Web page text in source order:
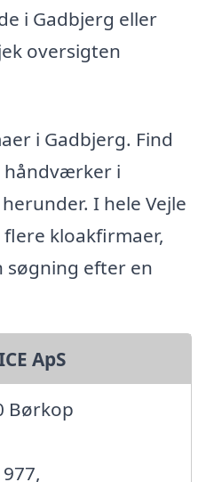
i Gadbjerg eller
oversigten
i Gadbjerg. Find
håndværker i
I hele Vejle
kloakfirmaer,
søgning efter en
ApS
Børkop